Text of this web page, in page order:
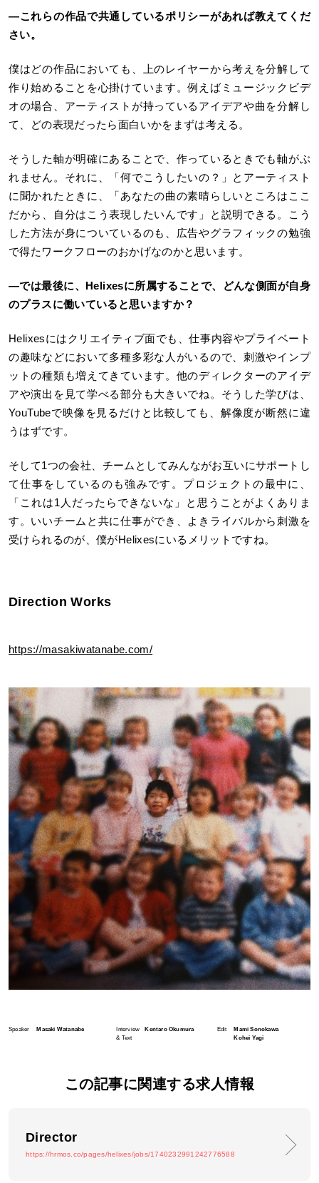
―これらの作品で共通しているポリシーがあれば教えてくだ
さい。
僕はどの作品においても、上のレイヤーから考えを分解して
作り始めることを心掛けています。例えばミュージックビデ
オの場合、アーティストが持っているアイデアや曲を分解し
て、どの表現だったら面白いかをまずは考える。
そうした軸が明確にあることで、作っているときでも軸がぶ
れません。それに、「何でこうしたいの？」とアーティスト
に聞かれたときに、「あなたの曲の素晴らしいところはここ
だから、自分はこう表現したいんです」と説明できる。こう
した方法が身についているのも、広告やグラフィックの勉強
で得たワークフローのおかげなのかと思います。
―では最後に、Helixesに所属することで、どんな側面が自身
のプラスに働いていると思いますか？
Helixesにはクリエイティブ面でも、仕事内容やプライベート
の趣味などにおいて多種多彩な人がいるので、刺激やインプ
ットの種類も増えてきています。他のディレクターのアイデ
アや演出を見て学べる部分も大きいでね。そうした学びは、
YouTubeで映像を見るだけと比較しても、解像度が断然に違
うはずです。
そして1つの会社、チームとしてみんながお互いにサポートし
て仕事をしているのも強みです。プロジェクトの最中に、
「これは1人だったらできないな」と思うことがよくありま
す。いいチームと共に仕事ができ、よきライバルから刺激を
受けられるのが、僕がHelixesにいるメリットですね。
Direction Works
https://masakiwatanabe.com/
Speaker Masaki Watanabe
Interview
& Text
Kentaro Okumura Edit
Mami Sonokawa
Kohei Yagi
この記事に関連する求人情報
Director
https://hrmos.co/pages/helixes/jobs/1740232991242776588